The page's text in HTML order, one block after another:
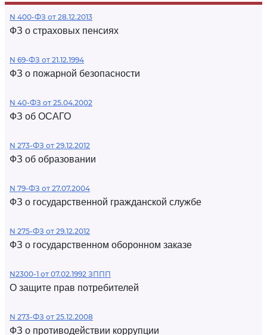
N 400-ФЗ от 28.12.2013
ФЗ о страховых пенсиях
N 69-ФЗ от 21.12.1994
ФЗ о пожарной безопасности
N 40-ФЗ от 25.04.2002
ФЗ об ОСАГО
N 273-ФЗ от 29.12.2012
ФЗ об образовании
N 79-ФЗ от 27.07.2004
ФЗ о государственной гражданской службе
N 275-ФЗ от 29.12.2012
ФЗ о государственном оборонном заказе
N2300-1 от 07.02.1992 ЗППП
О защите прав потребителей
N 273-ФЗ от 25.12.2008
ФЗ о противодействии коррупции